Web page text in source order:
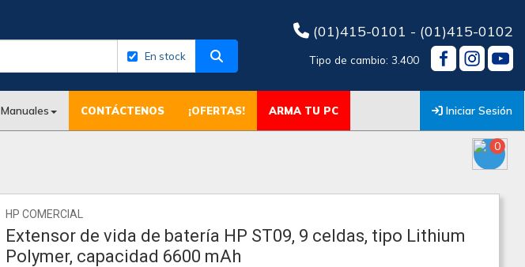
En stock
(01)415-0101 - (01)415-0102
Tipo de cambio: 3.400
Manuales CONTÁCTENOS ¡OFERTAS! ARMA TU PC Iniciar Sesión
0
HP COMERCIAL
Extensor de vida de batería HP ST09, 9 celdas, tipo Lithium
Polymer, capacidad 6600 mAh